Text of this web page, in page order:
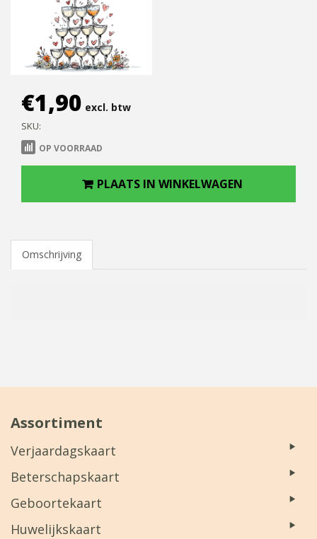
€1,90 excl. btw
SKU:
OP VOORRAAD
PLAATS IN WINKELWAGEN
Omschrijving
Assortiment
Verjaardagskaart
Beterschapskaart
Geboortekaart
Huwelijkskaart